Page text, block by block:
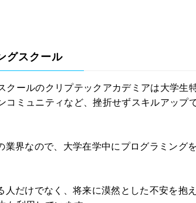
グスクール
クールのクリプテックアカデミアは大学生
コミュニティなど、挫折せずスキルアップ
業界なので、大学在学中にプログラミング
人だけでなく、将来に漠然とした不安を抱